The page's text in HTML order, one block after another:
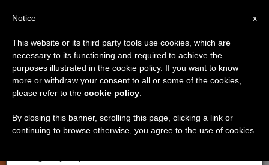
ANÁLISIS, IGLESIA LOCAL
×
Aviso importante
Del 27 de julio al 7 de agosto haremos la pausa
anual, aprovechando que en el periodo de verano
se generan menos informaciones y también el
x
Notice
This website or its third party tools use cookies, which are
necessary to its functioning and required to achieve the
purposes illustrated in the cookie policy. If you want to know
more or withdraw your consent to all or some of the cookies,
please refer to the cookie policy
By closing this banner, scrolling this page, clicking a link or
continuing to browse otherwise, you agree to the use of cookies.